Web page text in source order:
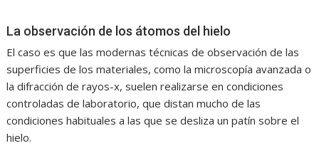
La observación de los átomos del hielo
El caso es que las modernas técnicas de observación de las
superficies de los materiales, como la microscopía avanzada o
la difracción de rayos-x, suelen realizarse en condiciones
controladas de laboratorio, que distan mucho de las
condiciones habituales a las que se desliza un patín sobre el
hielo.